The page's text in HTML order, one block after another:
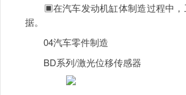
▣在汽车发动机缸体制造过程中，
据。
04汽车零件制造
BD系列/激光位移传感器